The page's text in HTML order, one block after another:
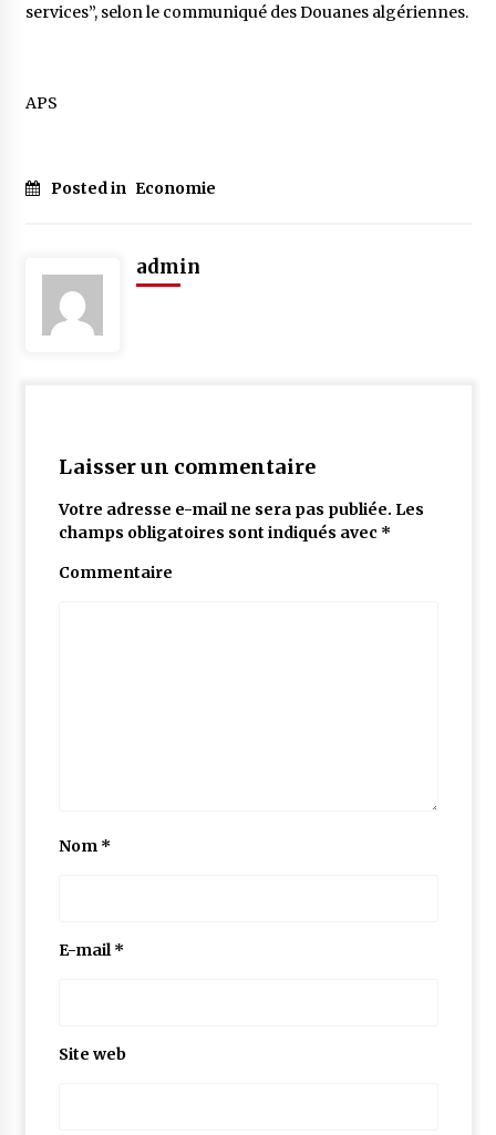
services”, selon le communiqué des Douanes algériennes.
APS
Posted in Economie
admin
Laisser un commentaire
Votre adresse e-mail ne sera pas publiée. Les
champs obligatoires sont indiqués avec *
Commentaire
Nom *
E-mail*
Site web